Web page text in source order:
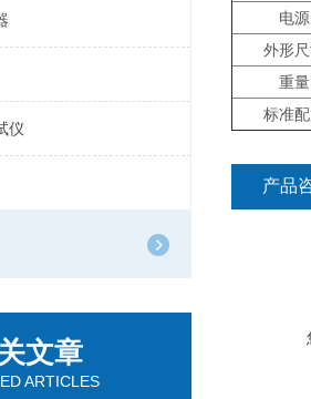
仪
文章
ARTICLES
电源
外形
重量
标准
产品